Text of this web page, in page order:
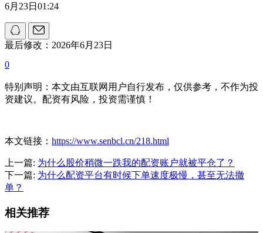
6月23日01:24
最后修改：2026年6月23日
0
特别声明：本文由互联网用户自行发布，仅供参考，不作为投
资建议。配资有风险，投资需谨慎！
本文链接： https://www.senbcl.cn/218.html
上一篇: 为什么股价稍微一跌我的配资账户就被平仓了？
下一篇: 为什么配资平台有时候下单速度极慢，甚至无法撤
单？
相关推荐